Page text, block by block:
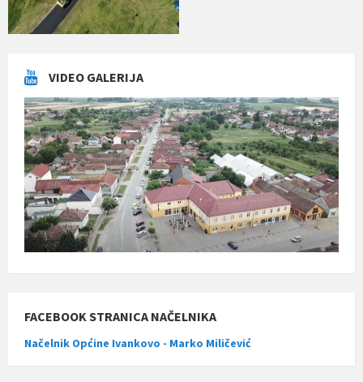
VIDEO GALERIJA
FACEBOOK STRANICA NAČELNIKA
Načelnik Općine Ivankovo - Marko Miličević